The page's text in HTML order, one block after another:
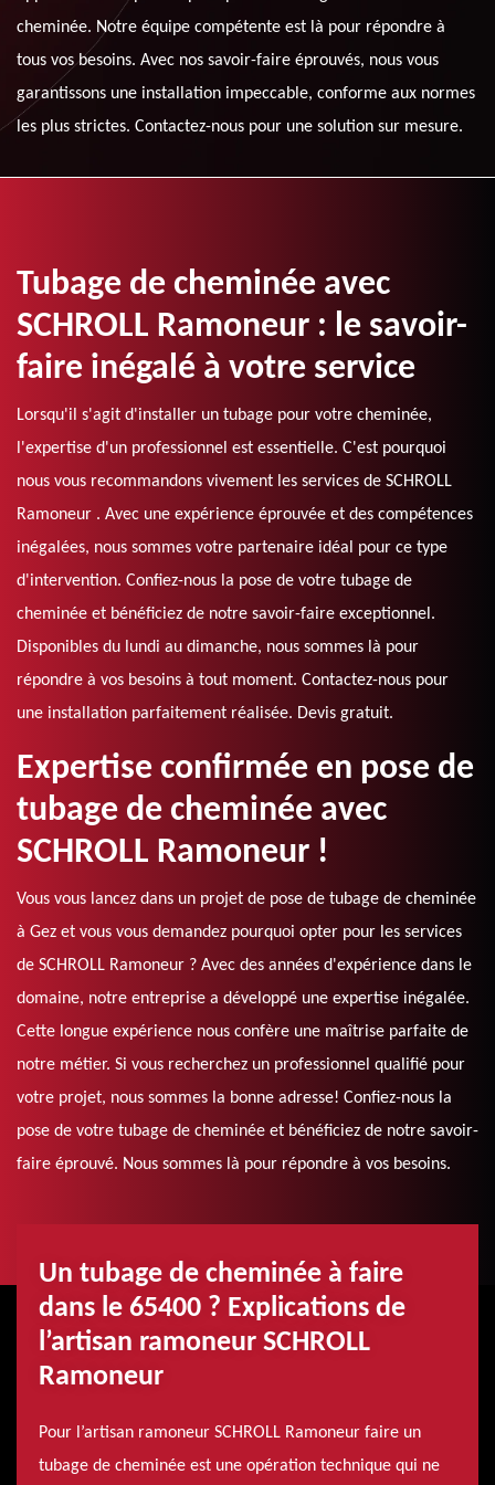
cheminée. Notre équipe compétente est là pour répondre à
tous vos besoins. Avec nos savoir-faire éprouvés, nous vous
garantissons une installation impeccable, conforme aux normes
les plus strictes. Contactez-nous pour une solution sur mesure.
Tubage de cheminée avec
SCHROLL Ramoneur : le savoir-
faire inégalé à votre service
Lorsqu'il s'agit d'installer un tubage pour votre cheminée,
l'expertise d'un professionnel est essentielle. C'est pourquoi
nous vous recommandons vivement les services de SCHROLL
Ramoneur . Avec une expérience éprouvée et des compétences
inégalées, nous sommes votre partenaire idéal pour ce type
d'intervention. Confiez-nous la pose de votre tubage de
cheminée et bénéficiez de notre savoir-faire exceptionnel.
Disponibles du lundi au dimanche, nous sommes là pour
répondre à vos besoins à tout moment. Contactez-nous pour
une installation parfaitement réalisée. Devis gratuit.
Expertise confirmée en pose de
tubage de cheminée avec
SCHROLL Ramoneur !
Vous vous lancez dans un projet de pose de tubage de cheminée
à Gez et vous vous demandez pourquoi opter pour les services
de SCHROLL Ramoneur ? Avec des années d'expérience dans le
domaine, notre entreprise a développé une expertise inégalée.
Cette longue expérience nous confère une maîtrise parfaite de
notre métier. Si vous recherchez un professionnel qualifié pour
votre projet, nous sommes la bonne adresse! Confiez-nous la
pose de votre tubage de cheminée et bénéficiez de notre savoir-
faire éprouvé. Nous sommes là pour répondre à vos besoins.
Un tubage de cheminée à faire
dans le 65400 ? Explications de
l’artisan ramoneur SCHROLL
Ramoneur
Pour l’artisan ramoneur SCHROLL Ramoneur faire un
tubage de cheminée est une opération technique qui ne